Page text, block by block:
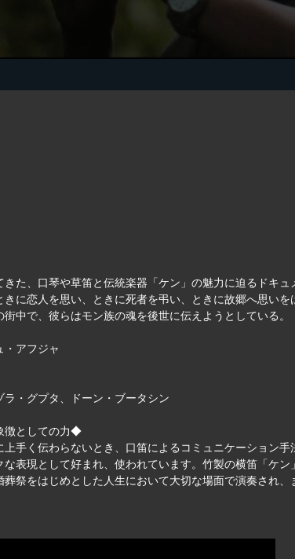
た、口琴や草笛と伝統楽器「ケン」の魅力に迫るドキ
に恋人を思い、ときに死者を弔い、ときに故郷へ思い
中で、彼らはモン族の魂を後世に伝えようとしている。
・アフジャ
・グプタ、ドーン・ブータシン
徴としての力◆
手く伝わらないとき、口笛によるコミュニケーション
表現として好まれ、使われています。竹製の横笛「ケ
祭をはじめとした人生において大切な場面で演奏され